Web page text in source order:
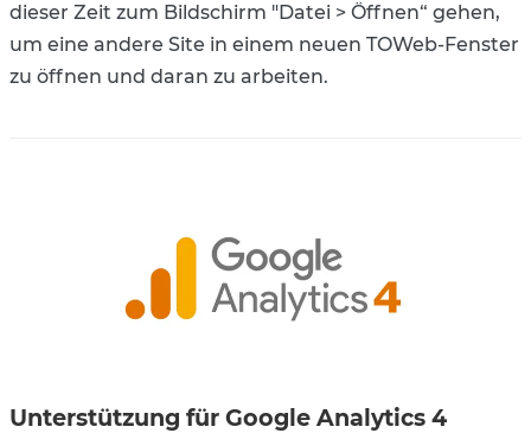
dieser Zeit zum Bildschirm "Datei > Öffnen“ gehen,
um eine andere Site in einem neuen TOWeb-Fenster
zu öffnen und daran zu arbeiten.
Unterstützung für Google Analytics 4